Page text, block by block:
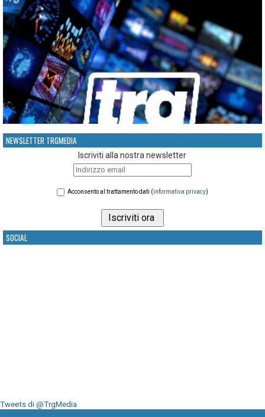
NEWSLETTER TRGMEDIA
Iscriviti alla nostra newsletter
Acconsento al trattamento dati (informativa privacy)
SOCIAL
Tweets di @TrgMedia